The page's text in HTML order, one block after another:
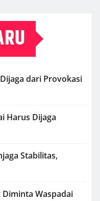
dari Provokasi
Harus Dijaga
Stabilitas,
Waspadai